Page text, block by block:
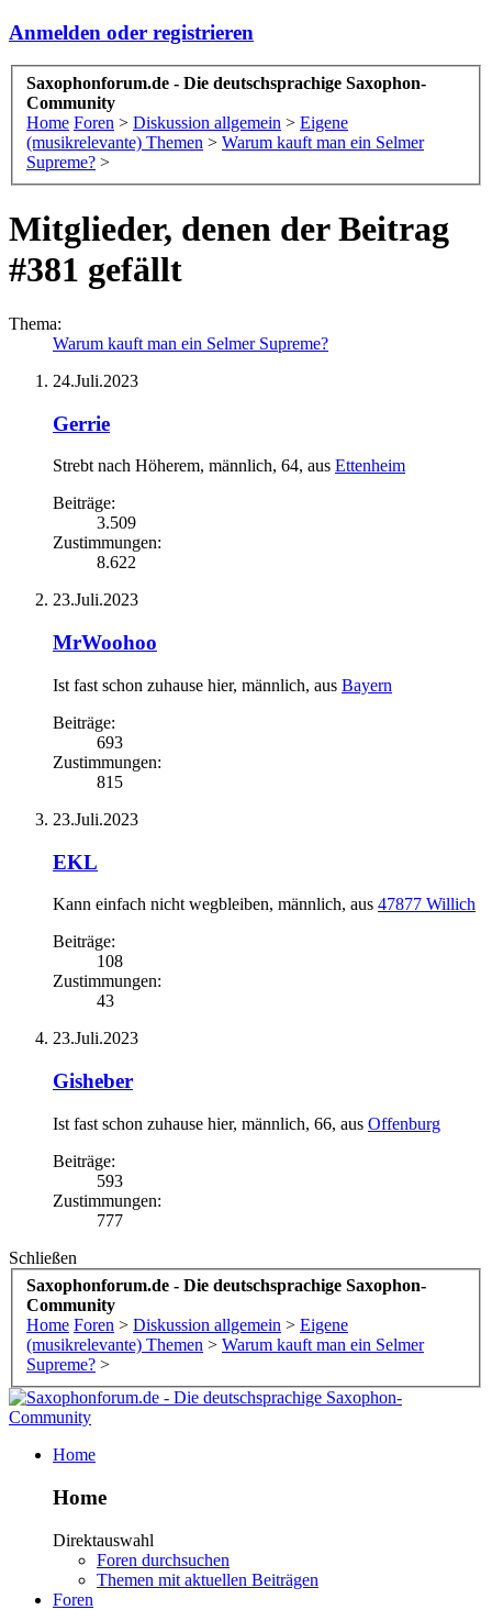
Anmelden oder registrieren
Saxophonforum.de - Die deutschsprachige Saxophon-
Community
Home Foren > Diskussion allgemein > Eigene
(musikrelevante) Themen > Warum kauft man ein Selmer
Supreme? >
Mitglieder, denen der Beitrag
#381 gefällt
Thema:
Warum kauft man ein Selmer Supreme?
24.Juli.2023
Gerrie
Strebt nach Höherem, männlich, 64, aus Ettenheim
Beiträge:
3.509
Zustimmungen:
8.622
23.Juli.2023
MrWoohoo
Ist fast schon zuhause hier, männlich, aus Bayern
Beiträge:
693
Zustimmungen:
815
23.Juli.2023
EKL
Kann einfach nicht wegbleiben, männlich, aus 47877 Willich
Beiträge:
108
Zustimmungen:
43
23.Juli.2023
Gisheber
Ist fast schon zuhause hier, männlich, 66, aus Offenburg
Beiträge:
593
Zustimmungen:
777
Schließen
Saxophonforum.de - Die deutschsprachige Saxophon-
Community
Home Foren > Diskussion allgemein > Eigene
(musikrelevante) Themen > Warum kauft man ein Selmer
Supreme? >
Home
Home
Direktauswahl
Foren durchsuchen
Themen mit aktuellen Beiträgen
Foren